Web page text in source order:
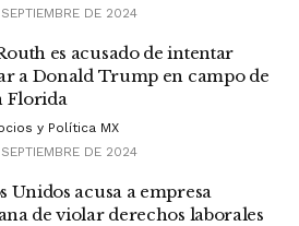
DE 2024
es acusado de intentar
a Donald Trump en campo de
Florida
y Política MX
DE 2024
Unidos acusa a empresa
de violar derechos laborales